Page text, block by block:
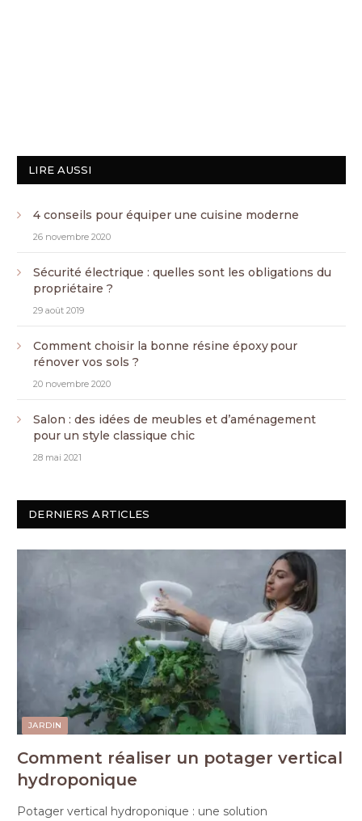
LIRE AUSSI
4 conseils pour équiper une cuisine moderne
26 novembre 2020
Sécurité électrique : quelles sont les obligations du
propriétaire ?
29 août 2019
Comment choisir la bonne résine époxy pour
rénover vos sols ?
20 novembre 2020
Salon : des idées de meubles et d’aménagement
pour un style classique chic
28 mai 2021
DERNIERS ARTICLES
JARDIN
Comment réaliser un potager vertical
hydroponique
Potager vertical hydroponique : une solution